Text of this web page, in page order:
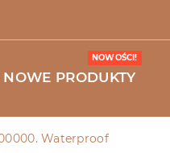
NOWE PRODUKTY
NOWOŚCI!
Waterproof